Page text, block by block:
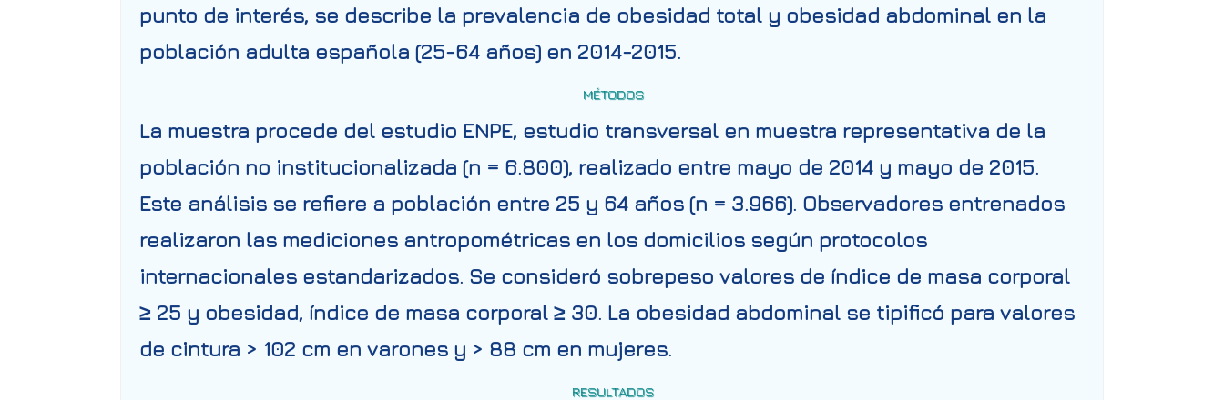
punto de interés, se describe la prevalencia de obesidad total y obesidad abdominal en la
población adulta española (25-64 años) en 2014-2015.
MÉTODOS
La muestra procede del estudio ENPE, estudio transversal en muestra representativa de la
población no institucionalizada (n = 6.800), realizado entre mayo de 2014 y mayo de 2015.
Este análisis se refiere a población entre 25 y 64 años (n = 3.966). Observadores entrenados
realizaron las mediciones antropométricas en los domicilios según protocolos
internacionales estandarizados. Se consideró sobrepeso valores de índice de masa corporal
≥ 25 y obesidad, índice de masa corporal ≥ 30. La obesidad abdominal se tipificó para valores
de cintura > 102 cm en varones y > 88 cm en mujeres.
RESULTADOS